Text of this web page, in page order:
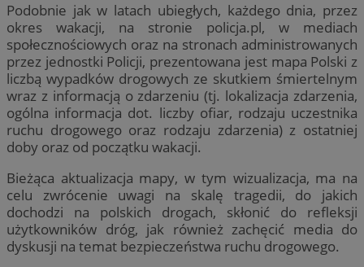
Podobnie jak w latach ubiegłych, każdego dnia, przez
okres wakacji, na stronie policja.pl, w mediach
społecznościowych oraz na stronach administrowanych
przez jednostki Policji, prezentowana jest mapa Polski z
liczbą wypadków drogowych ze skutkiem śmiertelnym
wraz z informacją o zdarzeniu (tj. lokalizacja zdarzenia,
ogólna informacja dot. liczby ofiar, rodzaju uczestnika
ruchu drogowego oraz rodzaju zdarzenia) z ostatniej
doby oraz od początku wakacji.
Bieżąca aktualizacja mapy, w tym wizualizacja, ma na
celu zwrócenie uwagi na skalę tragedii, do jakich
dochodzi na polskich drogach, skłonić do refleksji
użytkowników dróg, jak również zachęcić media do
dyskusji na temat bezpieczeństwa ruchu drogowego.